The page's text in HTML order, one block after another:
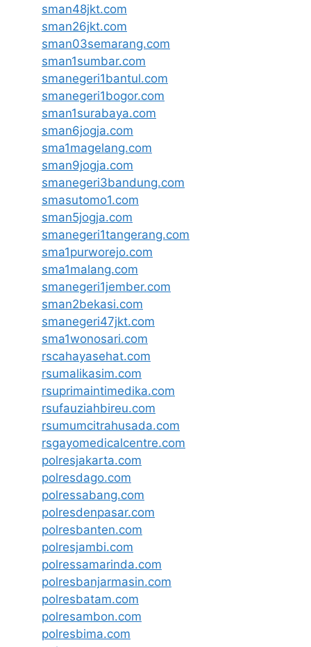
sman48jkt.com
sman26jkt.com
sman03semarang.com
sman1sumbar.com
smanegeri1bantul.com
smanegeri1bogor.com
sman1surabaya.com
sman6jogja.com
sma1magelang.com
sman9jogja.com
smanegeri3bandung.com
smasutomo1.com
sman5jogja.com
smanegeri1tangerang.com
sma1purworejo.com
sma1malang.com
smanegeri1jember.com
sman2bekasi.com
smanegeri47jkt.com
sma1wonosari.com
rscahayasehat.com
rsumalikasim.com
rsuprimaintimedika.com
rsufauziahbireu.com
rsumumcitrahusada.com
rsgayomedicalcentre.com
polresjakarta.com
polresdago.com
polressabang.com
polresdenpasar.com
polresbanten.com
polresjambi.com
polressamarinda.com
polresbanjarmasin.com
polresbatam.com
polresambon.com
polresbima.com